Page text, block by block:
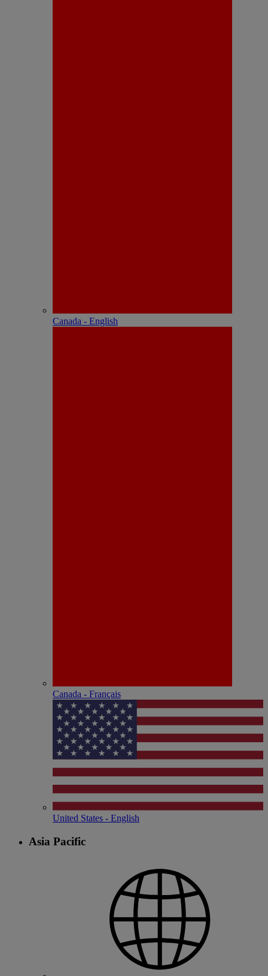
Canada - English
Canada - Français
United States - English
Asia Pacific